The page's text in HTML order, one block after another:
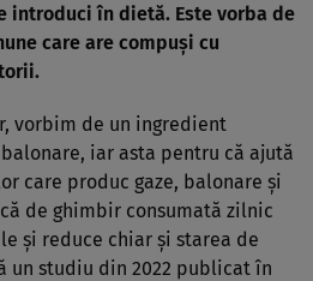
introduci în dietă. Este vorba de
care are compuși cu
vorbim de un ingredient
iar asta pentru că ajută
care produc gaze, balonare și
de ghimbir consumată zilnic
și reduce chiar și starea de
un studiu din 2022 publicat în